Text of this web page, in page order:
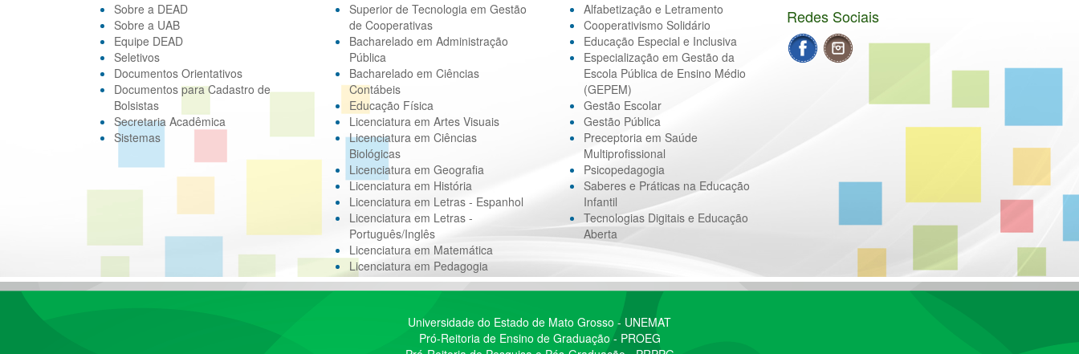
Sobre a DEAD
Sobre a UAB
Equipe DEAD
Seletivos
Documentos Orientativos
Documentos para Cadastro de
Bolsistas
Secretaria Acadêmica
Sistemas
Superior de Tecnologia em Gestão
de Cooperativas
Bacharelado em Administração
Pública
Bacharelado em Ciências
Contábeis
Educação Física
Licenciatura em Artes Visuais
Licenciatura em Ciências
Biológicas
Licenciatura em Geografia
Licenciatura em História
Licenciatura em Letras - Espanhol
Licenciatura em Letras -
Português/Inglês
Licenciatura em Matemática
Licenciatura em Pedagogia
Alfabetização e Letramento
Cooperativismo Solidário
Educação Especial e Inclusiva
Especialização em Gestão da
Escola Pública de Ensino Médio
(GEPEM)
Gestão Escolar
Gestão Pública
Preceptoria em Saúde
Multiprofissional
Psicopedagogia
Saberes e Práticas na Educação
Infantil
Tecnologias Digitais e Educação
Aberta
Redes Sociais
Universidade do Estado de Mato Grosso - UNEMAT
Pró-Reitoria de Ensino de Graduação - PROEG